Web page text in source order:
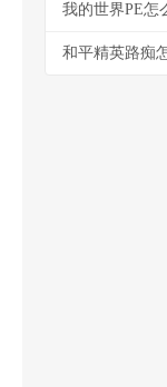
我的世界PE怎